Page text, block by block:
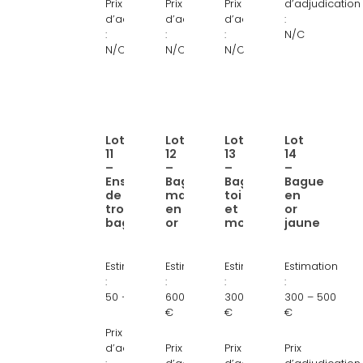
et
pierre
rouge
Prix
d’adjudication
:
N/C
rubis
et
diamants
Prix
d’adjudication
:
N/C
bleues
Prix
d’adjudication
:
N/C
et
pierres
d’adjudication
:
N/C
Lien
:
Ensemble
de
trois
en
or
jaune
carats
Lot
11
–
Ensemble
de
trois
bagues
Estimation
:
50 – 80 €
Prix
d’adjudication
Lien
:
Bague
marguerite
en
jaune
18
carats,
rubis
diamants
Lot
12
–
Bague
marguerite
en
or
Estimation
:
600 – 1 000
€
Prix
Lien
:
Bague
toi
et
en
or
jaune
18
grenat
Lot
13
–
Bague
toi
et
moi
Estimation
:
300 – 500
€
Prix
Lien
:
Bague
en
or
18
carats
à
pierres
et
Lot
14
–
Bague
en
or
jaune
Estimation
:
300 – 500
€
Prix